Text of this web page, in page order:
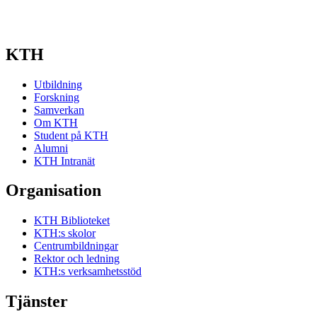
KTH
Utbildning
Forskning
Samverkan
Om KTH
Student på KTH
Alumni
KTH Intranät
Organisation
KTH Biblioteket
KTH:s skolor
Centrumbildningar
Rektor och ledning
KTH:s verksamhetsstöd
Tjänster